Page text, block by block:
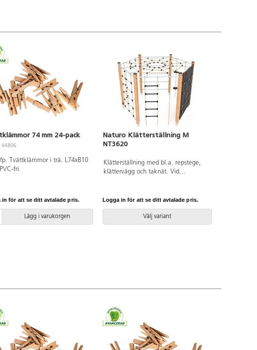
74 mm 24-pack
44806
Tvättklämmor i trä. L74xB10
fri.
in för att se ditt avtalade pris.
Lägg i varukorgen
Naturo Klätterställning M
NT3620
Klätterställning med bl.a. repstege,
klättervägg och taknät. Vid
versionen finns att tillgå på begäran.
Inkluderar markförankring K1.
Logga in för att se ditt avtalade pris.
Välj variant